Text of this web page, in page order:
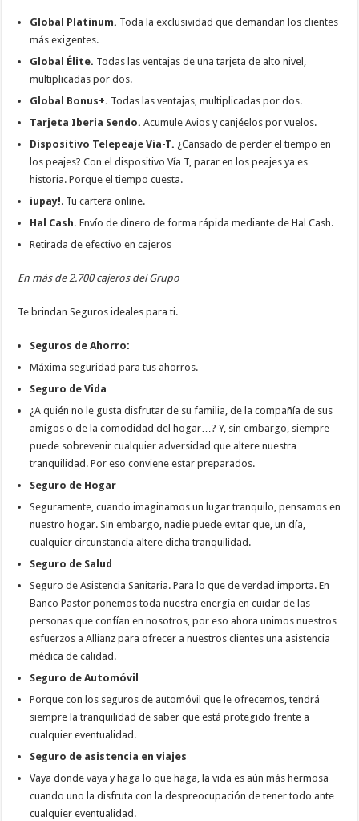
Global Platinum. Toda la exclusividad que demandan los clientes
más exigentes.
Global Élite. Todas las ventajas de una tarjeta de alto nivel,
multiplicadas por dos.
Global Bonus+. Todas las ventajas, multiplicadas por dos.
Tarjeta Iberia Sendo.Acumule Avios y canjéelos por vuelos.
Dispositivo Telepeaje Vía-T. ¿Cansado de perder el tiempo en
los peajes? Con el dispositivo Vía T, parar en los peajes ya es
historia. Porque el tiempo cuesta.
iupay!. Tu cartera online.
Hal Cash.Envío de dinero de forma rápida mediante de Hal Cash.
Retirada de efectivo en cajeros
En más de 2.700 cajeros del Grupo
Te brindan Seguros ideales para ti.
Seguros de Ahorro:
Máxima seguridad para tus ahorros.
Seguro de Vida
¿A quién no le gusta disfrutar de su familia, de la compañía de sus
amigos o de la comodidad del hogar…? Y, sin embargo, siempre
puede sobrevenir cualquier adversidad que altere nuestra
tranquilidad. Por eso conviene estar preparados.
Seguro de Hogar
Seguramente, cuando imaginamos un lugar tranquilo, pensamos en
nuestro hogar. Sin embargo, nadie puede evitar que, un día,
cualquier circunstancia altere dicha tranquilidad.
Seguro de Salud
Seguro de Asistencia Sanitaria. Para lo que de verdad importa. En
Banco Pastor ponemos toda nuestra energía en cuidar de las
personas que confían en nosotros, por eso ahora unimos nuestros
esfuerzos a Allianz para ofrecer a nuestros clientes una asistencia
médica de calidad.
Seguro de Automóvil
Porque con los seguros de automóvil que le ofrecemos, tendrá
siempre la tranquilidad de saber que está protegido frente a
cualquier eventualidad.
Seguro de asistencia en viajes
Vaya donde vaya y haga lo que haga, la vida es aún más hermosa
cuando uno la disfruta con la despreocupación de tener todo ante
cualquier eventualidad.